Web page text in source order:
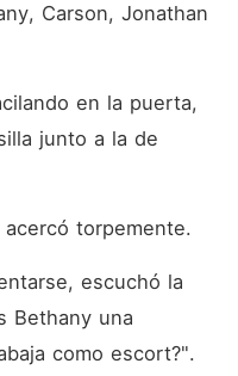
Carson, Jonathan
en la puerta,
junto a la de
torpemente.
escuchó la
Bethany una
como escort?".